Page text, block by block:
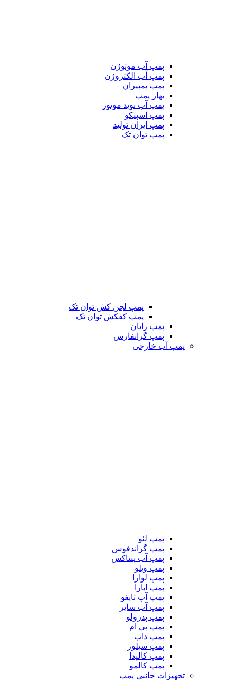
پمپ آب موتوژن
پمپ آب الکتروژن
پمپ پمپیران
بهار پمپ
پمپ آب نوید موتور
پمپ اسپیکو
پمپ ایران تولید
پمپ توان تک
پمپ لجن کش توان تک
پمپ کفکش توان تک
پمپ رایان
پمپ گرانفارس
پمپ آب خارجی
پمپ لئو
پمپ گراندفوس
پمپ آب پنتاکس
پمپ ویلو
پمپ لوارا
پمپ ابارا
پمپ آب تایفو
پمپ آب سایر
پمپ پدرولو
پمپ پی ام
پمپ داب
پمپ سیلور
پمپ کالپدا
پمپ کالمو
تجهیزات جانبی پمپ